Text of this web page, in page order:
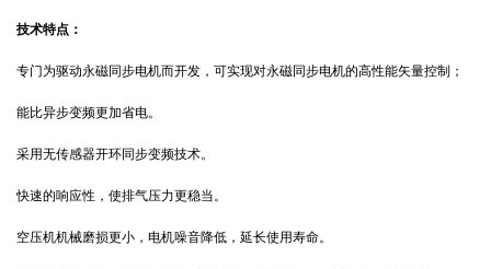
技术特点：
专门为驱动永磁同步电机而开发，可实现对永磁同步电机的高性能矢量控制；
能比异步变频更加省电。
采用无传感器开环同步变频技术。
快速的响应性，使排气压力更稳当。
空压机机械磨损更小，电机噪音降低，延长使用寿命。